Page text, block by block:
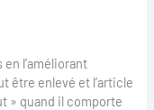
l’améliorant
être enlevé et l’article
» quand il comporte